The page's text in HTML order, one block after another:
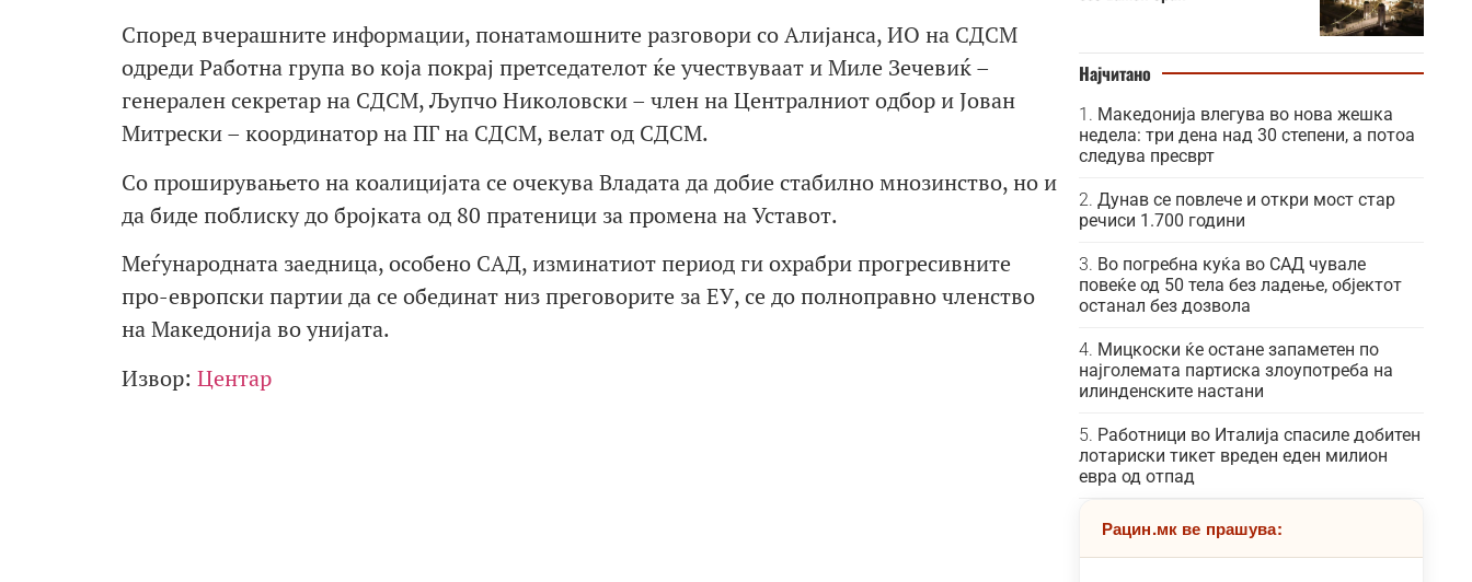
Според вчерашните информации, понатамошните разговори со Алијанса, ИО на СДСМ
одреди Работна група во која покрај претседателот ќе учествуваат и Миле Зечевиќ –
генерален секретар на СДСМ, Љупчо Николовски – член на Централниот одбор и Јован
Митрески – координатор на ПГ на СДСМ, велат од СДСМ.
Со проширувањето на коалицијата се очекува Владата да добие стабилно мнозинство, но и
да биде поблиску до бројката од 80 пратеници за промена на Уставот.
Меѓународната заедница, особено САД, изминатиот период ги охрабри прогресивните
про-европски партии да се обединат низ преговорите за ЕУ, се до полноправно членство
на Македонија во унијата.
Извор: Центар
Најчитано
Македонија влегува во нова жешка
недела: три дена над 30 степени, а потоа
следува пресврт
Дунав се повлече и откри мост стар
речиси 1.700 години
Во погребна куќа во САД чувале
повеќе од 50 тела без ладење, објектот
останал без дозвола
Мицкоски ќе остане запаметен по
најголемата партиска злоупотреба на
илинденските настани
Работници во Италија спасиле добитен
лотариски тикет вреден еден милион
евра од отпад
Рацин.мк ве прашува: